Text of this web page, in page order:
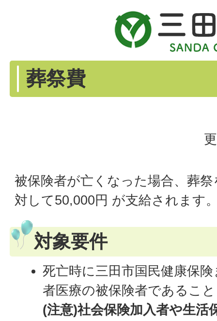
葬祭費
被保険者が亡くなった場合、葬
対して50,000円 が支給されます
対象要件
死亡時に三田市国民健康保
者医療の被保険者であること
(注意)社会保険加入者や生活